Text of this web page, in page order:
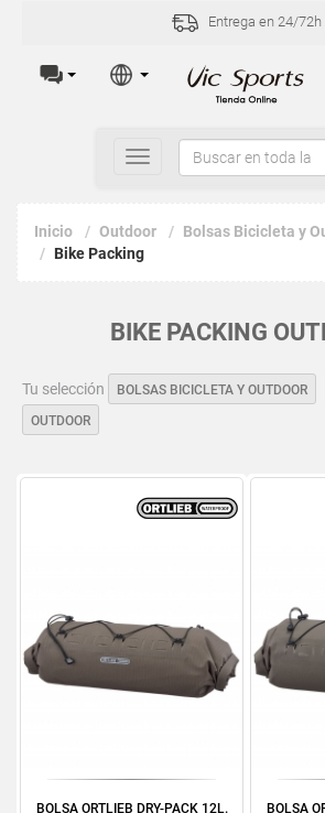
Entrega en 24/72h
Toggle
navigation
Inicio Outdoor
Bolsas Bicicleta y
Bike Packing
BIKE PACKING
Tu selección BOLSAS BICICLETA Y OUTDOOR
OUTDOOR
BOLSA ORTLIEB DRY-PACK 12L.
BOLSA